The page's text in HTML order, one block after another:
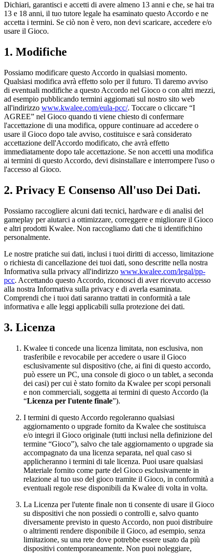
Dichiari, garantisci e accetti di avere almeno 13 anni e che, se hai tra
13 e 18 anni, il tuo tutore legale ha esaminato questo Accordo e ne
accetta i termini. Se ciò non è vero, non devi scaricare, accedere e/o
usare il Gioco.
1. Modifiche
Possiamo modificare questo Accordo in qualsiasi momento.
Qualsiasi modifica avrà effetto solo per il futuro. Ti daremo avviso
di eventuali modifiche a questo Accordo nel Gioco o con altri mezzi,
ad esempio pubblicando termini aggiornati sul nostro sito web
all'indirizzo www.kwalee.com/eula-pcc/. Toccare o cliccare “I
AGREE” nel Gioco quando ti viene chiesto di confermare
l'accettazione di una modifica, oppure continuare ad accedere o
usare il Gioco dopo tale avviso, costituisce e sarà considerato
accettazione dell'Accordo modificato, che avrà effetto
immediatamente dopo tale accettazione. Se non accetti una modifica
ai termini di questo Accordo, devi disinstallare e interrompere l'uso o
l'accesso al Gioco.
2. Privacy E Consenso All'uso Dei Dati.
Possiamo raccogliere alcuni dati tecnici, hardware e di analisi del
gameplay per aiutarci a ottimizzare, correggere e migliorare il Gioco
e altri prodotti Kwalee. Non raccogliamo dati che ti identifichino
personalmente.
Le nostre pratiche sui dati, inclusi i tuoi diritti di accesso, limitazione
o richiesta di cancellazione dei tuoi dati, sono descritte nella nostra
Informativa sulla privacy all'indirizzo www.kwalee.com/legal/pp-
pcc. Accettando questo Accordo, riconosci di aver ricevuto accesso
alla nostra Informativa sulla privacy e di averla esaminata.
Comprendi che i tuoi dati saranno trattati in conformità a tale
informativa e alle leggi applicabili sulla protezione dei dati.
3. Licenza
Kwalee ti concede una licenza limitata, non esclusiva, non
trasferibile e revocabile per accedere o usare il Gioco
esclusivamente sul dispositivo (che, ai fini di questo accordo,
può essere un PC, una console di gioco o un tablet, a seconda
dei casi) per cui è stato fornito da Kwalee per scopi personali
e non commerciali, soggetta ai termini di questo Accordo (la
“Licenza per l'utente finale”).
I termini di questo Accordo regoleranno qualsiasi
aggiornamento o upgrade fornito da Kwalee che sostituisca
e/o integri il Gioco originale (tutti inclusi nella definizione del
termine “Gioco”), salvo che tale aggiornamento o upgrade sia
accompagnato da una licenza separata, nel qual caso si
applicheranno i termini di tale licenza. Puoi usare qualsiasi
Materiale fornito come parte del Gioco esclusivamente in
relazione al tuo uso del gioco tramite il Gioco, in conformità a
eventuali regole rese disponibili da Kwalee di volta in volta.
La Licenza per l'utente finale non ti consente di usare il Gioco
su dispositivi che non possiedi o controlli e, salvo quanto
diversamente previsto in questo Accordo, non puoi distribuire
o altrimenti rendere disponibile il Gioco, ad esempio, senza
limitazione, su una rete dove potrebbe essere usato da più
dispositivi contemporaneamente. Non puoi noleggiare,